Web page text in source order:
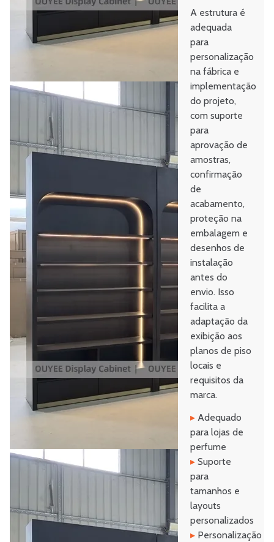
A estrutura é
adequada
para
personalização
na fábrica e
implementação
do projeto,
com suporte
para
aprovação de
amostras,
confirmação
de
acabamento,
proteção na
embalagem e
desenhos de
instalação
antes do
envio. Isso
facilita a
adaptação da
exibição aos
planos de piso
locais e
requisitos da
marca.
▸ Adequado
para lojas de
perfume
▸ Suporte
para
tamanhos e
layouts
personalizados
▸ Personalização